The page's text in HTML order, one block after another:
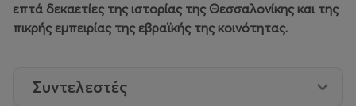
επτά δεκαετίες της ιστορίας της Θεσσαλονίκης και της
πικρής εμπειρίας της εβραϊκής της κοινότητας.
Συντελεστές